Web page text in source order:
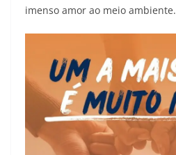
imenso amor ao meio ambiente.